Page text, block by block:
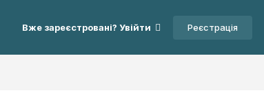
Вже зареєстровані? Увійти Реєстрація